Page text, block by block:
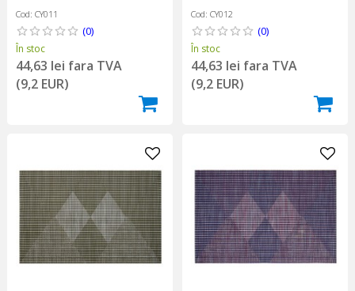
Cod: CY011
(0)
În stoc
44,63 lei fara TVA
(9,2 EUR)
Cod: CY012
(0)
În stoc
44,63 lei fara TVA
(9,2 EUR)